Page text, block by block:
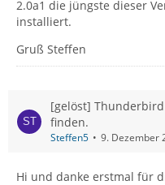
2.0a1 die jüngste dieser
installiert.
Gruß Steffen
[gelöst]
finden.
Steffen5 9. Dezember
Hi und danke erstmal für